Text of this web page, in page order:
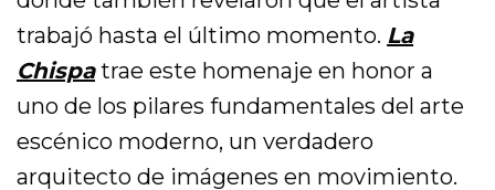
trabajó hasta el último momento. La
Chispatrae este homenaje en honor a
uno de los pilares fundamentales del arte
escénico moderno, un verdadero
arquitecto de imágenes en movimiento.